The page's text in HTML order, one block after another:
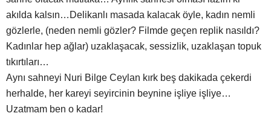
akılda kalsın…Delikanlı masada kalacak öyle, kadın nemli
gözlerle, (neden nemli gözler? Filmde geçen replik nasıldı?
Kadınlar hep ağlar) uzaklaşacak, sessizlik, uzaklaşan topuk
tıkırtıları…
Aynı sahneyi Nuri Bilge Ceylan kırk beş dakikada çekerdi
herhalde, her kareyi seyircinin beynine işliye işliye…
Uzatmam ben o kadar!